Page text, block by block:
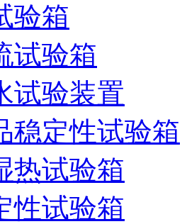
验箱
试验箱
试验装置
稳定性试验箱
热试验箱
性试验箱